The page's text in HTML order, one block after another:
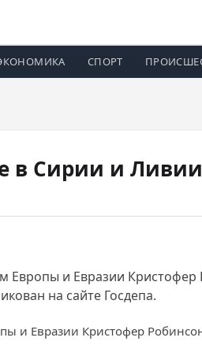
СПОРТ
в Сирии и Ливии
и Евразии
на сайте Госдепа.
и Евразии Кристофер